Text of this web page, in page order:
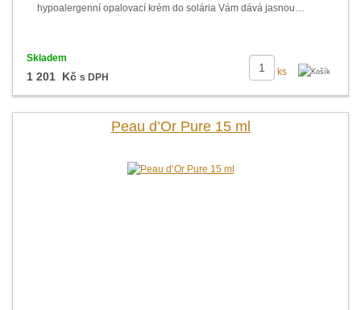
hypoalergenní opalovací krém do solária Vám dává jasnou…
ks
Skladem
1 201 Kč s DPH
Peau d’Or Pure 15 ml